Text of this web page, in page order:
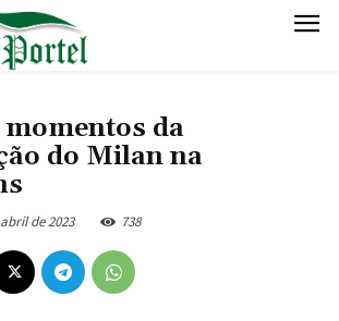
da
do Milan na
de 2023 738